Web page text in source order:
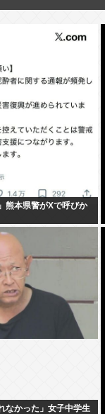
熊本県警がXで呼びか
なかった」女子中学生